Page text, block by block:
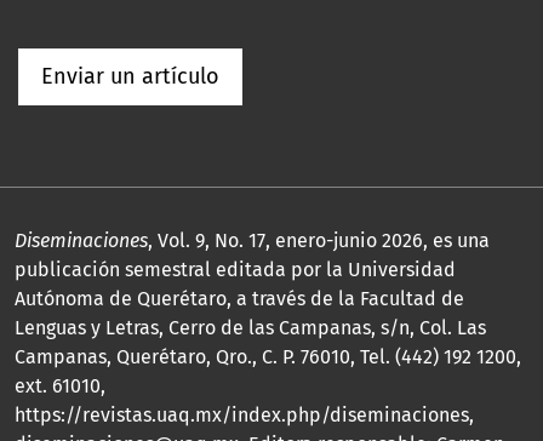
Enviar un artículo
Diseminaciones, Vol. 9, No. 17, enero-junio 2026, es una
publicación semestral editada por la Universidad
Autónoma de Querétaro, a través de la Facultad de
Lenguas y Letras, Cerro de las Campanas, s/n, Col. Las
Campanas, Querétaro, Qro., C. P. 76010, Tel. (442) 192 1200,
ext. 61010,
https://revistas.uaq.mx/index.php/diseminaciones,